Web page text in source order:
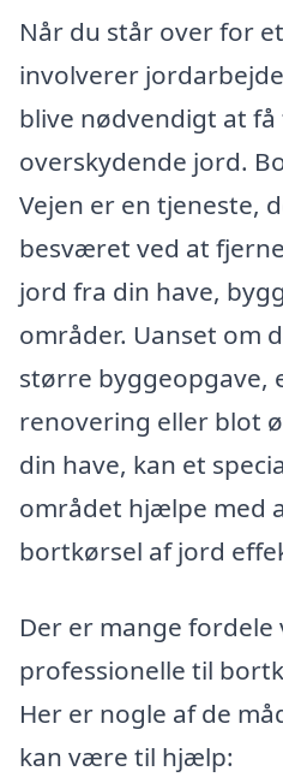
Når du står over for
involverer
blive nødvendigt at
overskydende jord.
Vejen er en tjeneste,
besværet ved at
jord fra din have,
områder. Uanset om
større byggeopgave,
renovering eller blot
din have, kan et
området hjælpe med
bortkørsel af jord
Der er mange fordele
professionelle til
Her er nogle af de
kan være til hjælp: